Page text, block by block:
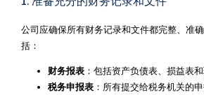
公司应确保所有财务记录和文件都完整、准
括：
财务报表：包括资产负债表、损益表和
税务申报表：所有提交给税务机关的申